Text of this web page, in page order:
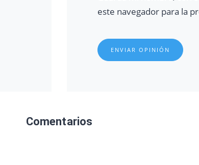
este navegador para la
ENVIAR OPINIÓN
Comentarios